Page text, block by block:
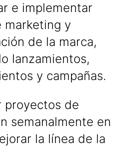
e implementar
marketing y
de la marca,
lanzamientos,
y campañas.
proyectos de
semanalmente en
la línea de la